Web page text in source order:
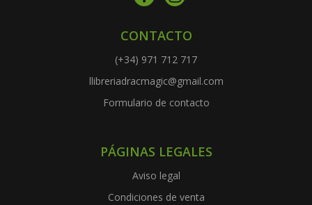
CONTACTO
(+34) 971 712 717
llibreriadracmagic@gmail.com
Formulario de contacto
PÁGINAS LEGALES
Aviso legal
Condiciones de venta